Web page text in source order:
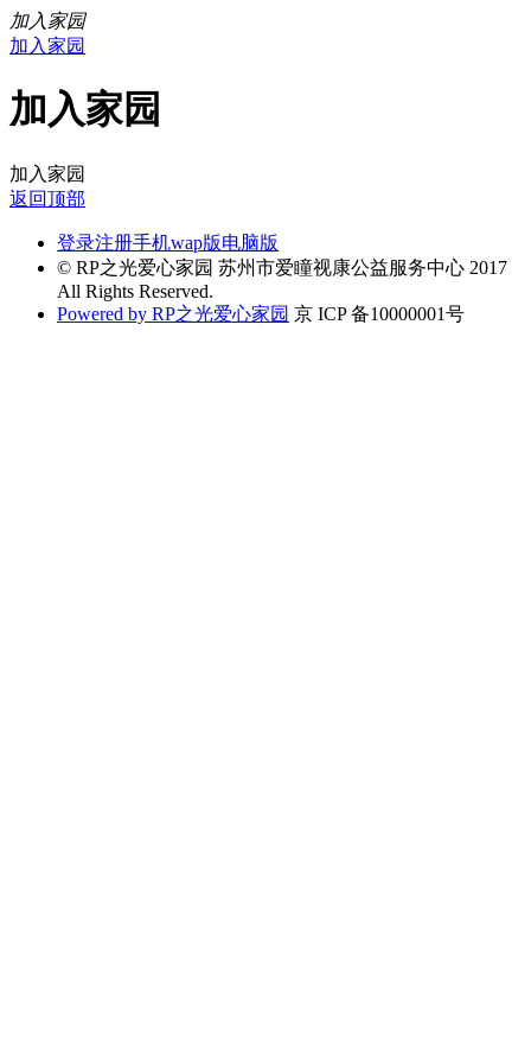
加入家园
加入家园
加入家园
加入家园
返回顶部
登录注册手机wap版电脑版
© RP之光爱心家园 苏州市爱瞳视康公益服务中心 2017
All Rights Reserved.
Powered by RP之光爱心家园 京 ICP 备10000001号